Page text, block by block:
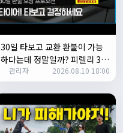
30일 타보고 교환 환불이 가능
하다는데 정말일까? 피렐리 30
일 만족 보장 프로모션 안내
N
관리자 2026.08.10 18:00